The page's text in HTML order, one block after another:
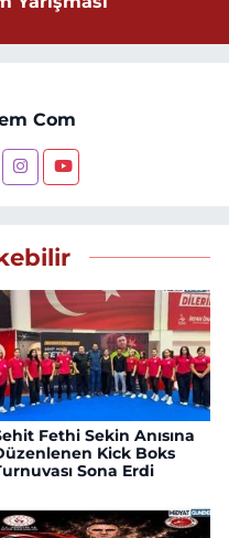
Com
Fethi Sekin Anısına
Kick Boks
Sona Erdi